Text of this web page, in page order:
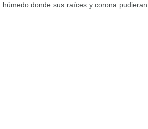
donde sus raíces y corona pudieran